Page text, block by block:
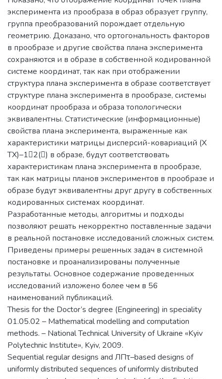
эксперимента из прообраза в образ образует группу,
группа преобразований порождает отдельную
геометрию. Доказано, что ортогональность факторов
в прообразе и другие свойства плана эксперимента
сохраняются и в образе в собственной кодированной
системе координат, так как при отображении
структура плана эксперимента в образе соответствует
структуре плана эксперимента в прообразе, системы
координат прообраза и образа топологически
эквивалентны. Статистические (информационные)
свойства плана эксперимента, выраженные как
характеристики матрицы дисперсий-ковариаций (X
ТX)–12() в образе, будут соответствовать
характеристикам плана эксперимента в прообразе,
так как матрицы планов экспериментов в прообразе и
образе будут эквивалентны друг другу в собственных
кодированных системах координат.
Разработанные методы, алгоритмы и подходы
позволяют решать некорректно поставленные задачи
в реальной постановке исследований сложных систем.
Приведены примеры решенных задач в системной
постановке и проанализированы полученные
результаты. Основное содержание проведенных
исследований изложено более чем в 56
наименований публикаций.
Thesis for the Doctor’s degree (Engineering) in speciality
01.05.02 – Mathematical modelling and computation
methods. – National Technical University of Ukraine «Kyiv
Polytechnic Institute», Kyiv, 2009.
Sequential regular designs and ЛПτ–based designs of
uniformly distributed sequences of uniformly distributed